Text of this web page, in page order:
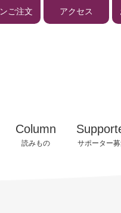
バイザー
Column
読みもの サポーター
サポータ
ビジネス
ご注文 アクセス